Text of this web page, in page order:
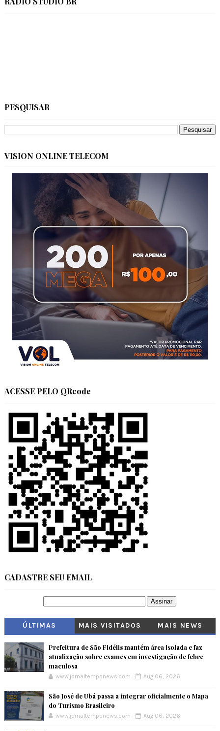
PESQUISAR
VISION ONLINE TELECOM
ACESSE PELO QRcode
CADASTRE SEU EMAIL
ÚLTIMAS MAIS VISITADOS MAIS NEWS
Prefeitura de São Fidélis mantém área isolada e faz
atualização sobre exames em investigação de febre
maculosa
www.jornaltemponews.com Aug 06, 2026
São José de Ubá passa a integrar oficialmente o Mapa
do Turismo Brasileiro
www.jornaltemponews.com Aug 06, 2026